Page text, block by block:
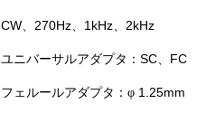
CW、270Hz、1kHz、2kHz
ユニバーサルアダプタ：SC、FC
フェルールアダプタ： φ 1.25mm